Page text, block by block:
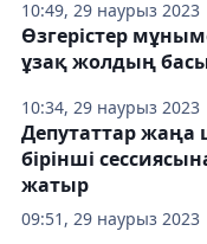
10:49, 29 наурыз 2023
10:34, 29 наурыз 2023
Өзгерістер
ұзақ жолдың
09:51, 29 наурыз 2023
Депутаттар
бірінші
жатыр